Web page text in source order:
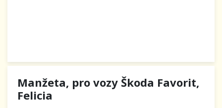
Manžeta, pro vozy Škoda Favorit,
Felicia